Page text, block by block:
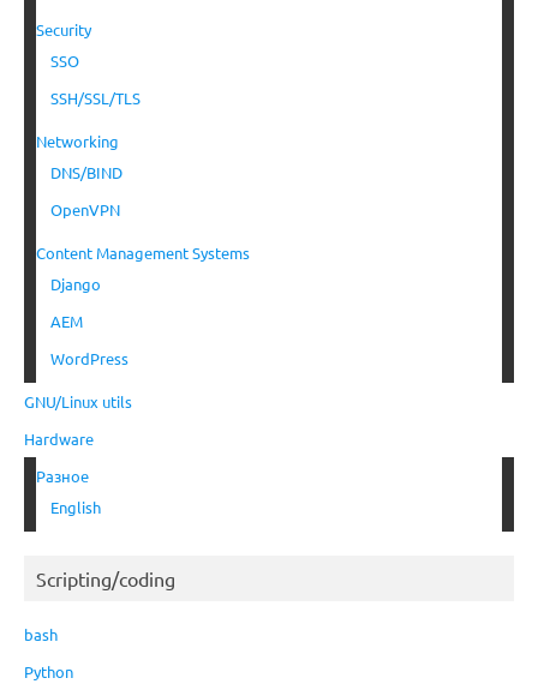
Security
SSO
SSH/SSL/TLS
Networking
DNS/BIND
OpenVPN
Content Management Systems
Django
AEM
WordPress
GNU/Linux utils
Hardware
Разное
English
Scripting/coding
bash
Python